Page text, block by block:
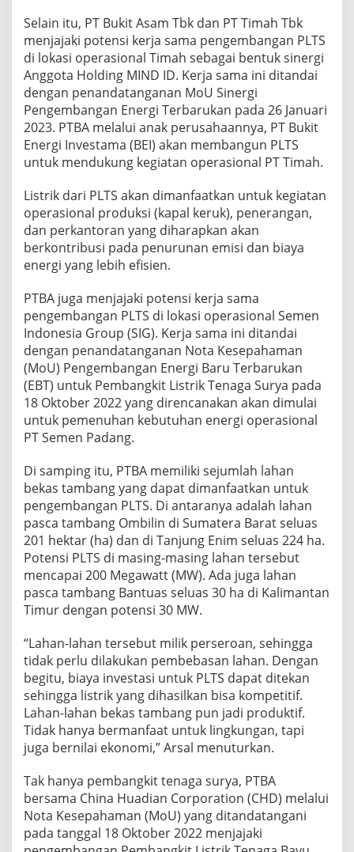
Selain itu, PT Bukit Asam Tbk dan PT Timah Tbk
menjajaki potensi kerja sama pengembangan PLTS
di lokasi operasional Timah sebagai bentuk sinergi
Anggota Holding MIND ID. Kerja sama ini ditandai
dengan penandatanganan MoU Sinergi
Pengembangan Energi Terbarukan pada 26 Januari
2023. PTBA melalui anak perusahaannya, PT Bukit
Energi Investama (BEI) akan membangun PLTS
untuk mendukung kegiatan operasional PT Timah.
Listrik dari PLTS akan dimanfaatkan untuk kegiatan
operasional produksi (kapal keruk), penerangan,
dan perkantoran yang diharapkan akan
berkontribusi pada penurunan emisi dan biaya
energi yang lebih efisien.
PTBA juga menjajaki potensi kerja sama
pengembangan PLTS di lokasi operasional Semen
Indonesia Group (SIG). Kerja sama ini ditandai
dengan penandatanganan Nota Kesepahaman
(MoU) Pengembangan Energi Baru Terbarukan
(EBT) untuk Pembangkit Listrik Tenaga Surya pada
18 Oktober 2022 yang direncanakan akan dimulai
untuk pemenuhan kebutuhan energi operasional
PT Semen Padang.
Di samping itu, PTBA memiliki sejumlah lahan
bekas tambang yang dapat dimanfaatkan untuk
pengembangan PLTS. Di antaranya adalah lahan
pasca tambang Ombilin di Sumatera Barat seluas
201 hektar (ha) dan di Tanjung Enim seluas 224 ha.
Potensi PLTS di masing-masing lahan tersebut
mencapai 200 Megawatt (MW). Ada juga lahan
pasca tambang Bantuas seluas 30 ha di Kalimantan
Timur dengan potensi 30 MW.
“Lahan-lahan tersebut milik perseroan, sehingga
tidak perlu dilakukan pembebasan lahan. Dengan
begitu, biaya investasi untuk PLTS dapat ditekan
sehingga listrik yang dihasilkan bisa kompetitif.
Lahan-lahan bekas tambang pun jadi produktif.
Tidak hanya bermanfaat untuk lingkungan, tapi
juga bernilai ekonomi,” Arsal menuturkan.
Tak hanya pembangkit tenaga surya, PTBA
bersama China Huadian Corporation (CHD) melalui
Nota Kesepahaman (MoU) yang ditandatangani
pada tanggal 18 Oktober 2022 menjajaki